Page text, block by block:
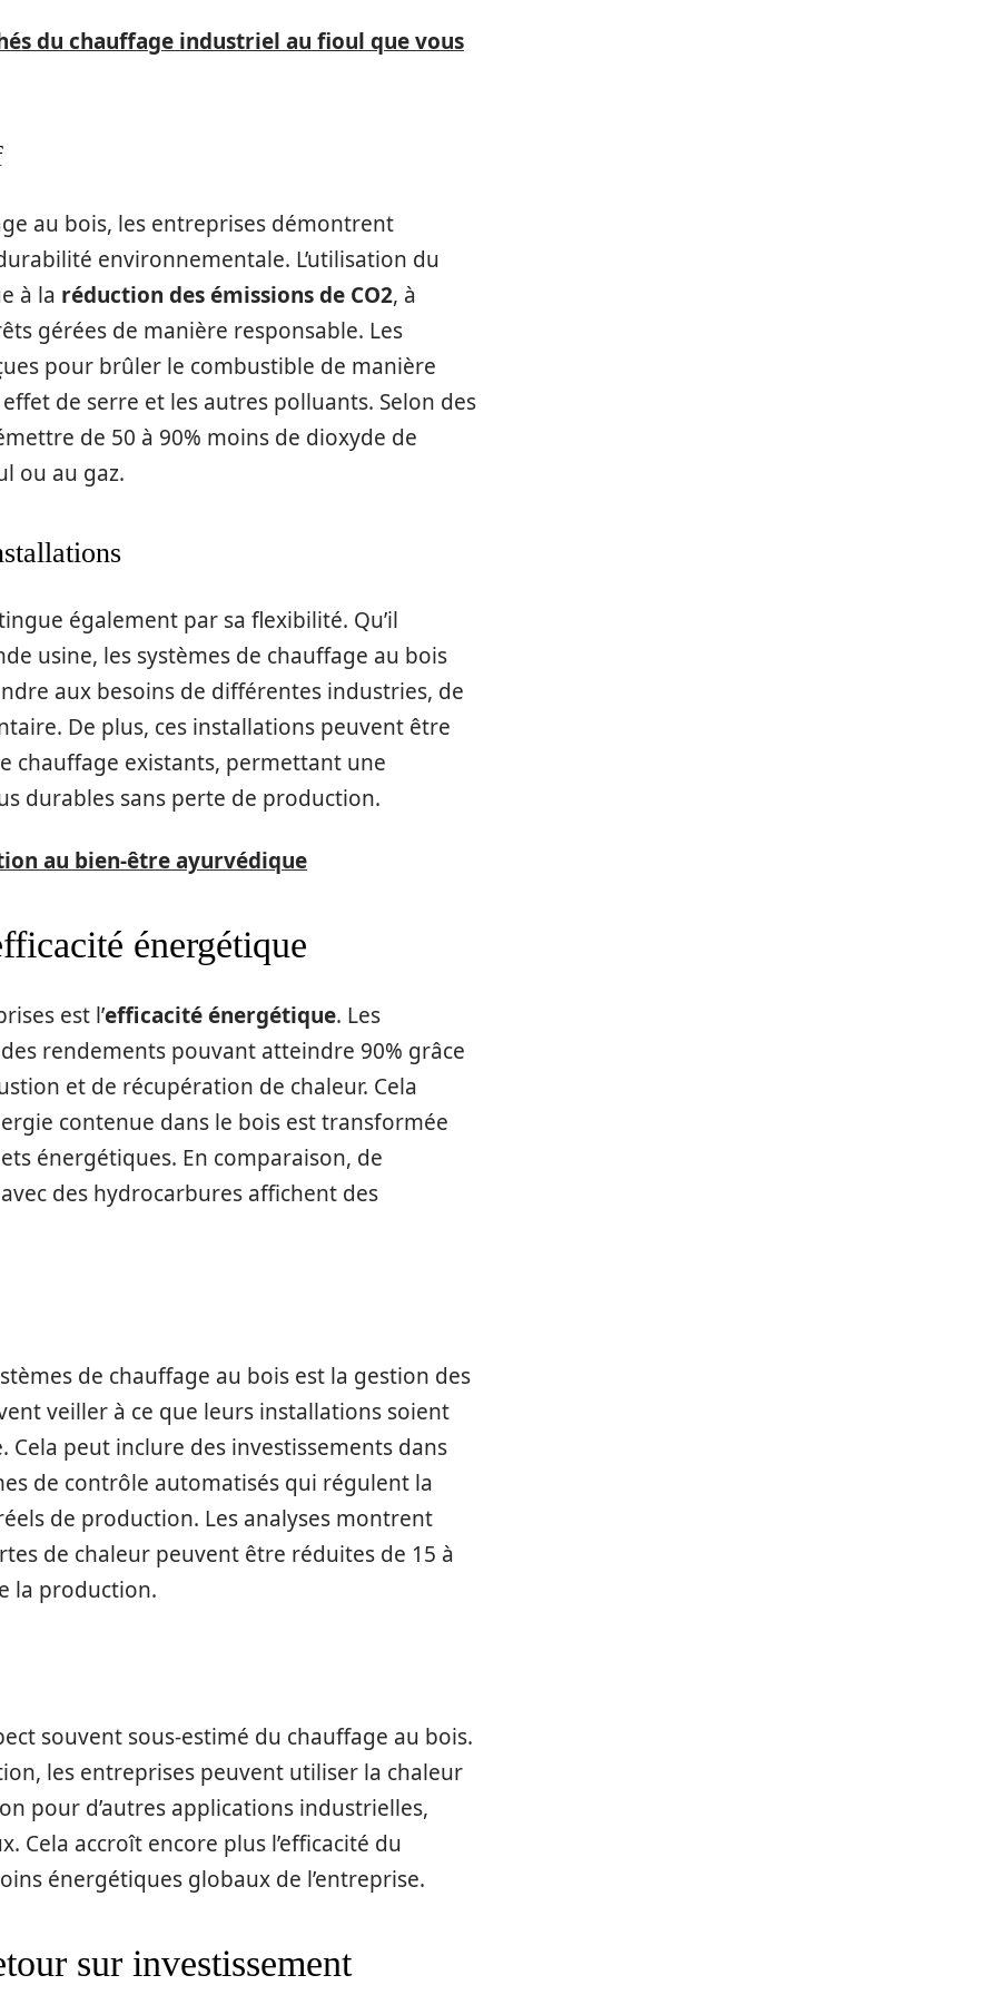
du chauffage industriel au fioul que vous
au bois, les entreprises démontrent
environnementale. L’utilisation du
à la réduction des émissions de CO2, à
gérées de manière responsable. Les
pour brûler le combustible de manière
de serre et les autres polluants. Selon des
de 50 à 90% moins de dioxyde de
ou au gaz.
également par sa flexibilité. Qu’il
usine, les systèmes de chauffage au bois
aux besoins de différentes industries, de
De plus, ces installations peuvent être
chauffage existants, permettant une
durables sans perte de production.
au bien-être ayurvédique
énergétique
est l’efficacité énergétique. Les
rendements pouvant atteindre 90% grâce
et de récupération de chaleur. Cela
contenue dans le bois est transformée
énergétiques. En comparaison, de
des hydrocarbures affichent des
de chauffage au bois est la gestion des
veiller à ce que leurs installations soient
Cela peut inclure des investissements dans
de contrôle automatisés qui régulent la
de production. Les analyses montrent
de chaleur peuvent être réduites de 15 à
la production.
souvent sous-estimé du chauffage au bois.
les entreprises peuvent utiliser la chaleur
pour d’autres applications industrielles,
Cela accroît encore plus l’efficacité du
énergétiques globaux de l’entreprise.
sur investissement